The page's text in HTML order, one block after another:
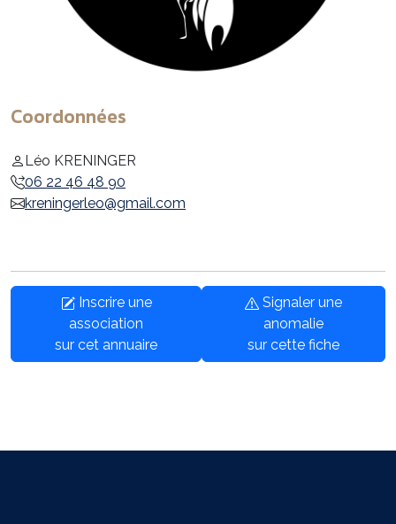
Coordonnées
Léo KRENINGER
06 22 46 48 90
kreningerleo@gmail.com
Inscrire une
association
sur cet annuaire
Signaler une
anomalie
sur cette fiche